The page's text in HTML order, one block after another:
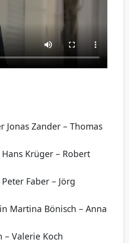
Jonas Zander – Thomas
Krüger – Robert
Faber – Jörg
Martina Bönisch – Anna
– Valerie Koch